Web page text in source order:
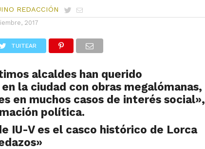
REDACCIÓN
2017
TUITEAR
alcaldes han querido
la ciudad con obras megalómanas,
en muchos casos de interés social»,
política.
IU-V es el casco histórico de Lorca